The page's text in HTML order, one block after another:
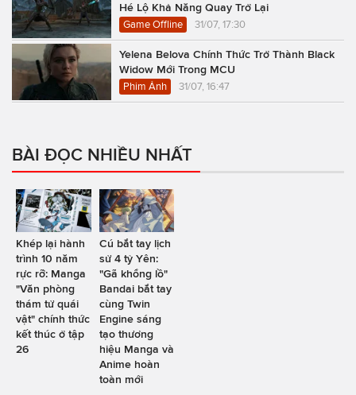
Hé Lộ Khả Năng Quay Trở Lại
Game Offline 31/07, 17:30
Yelena Belova Chính Thức Trở Thành Black
Widow Mới Trong MCU
Phim Ảnh 31/07, 16:47
BÀI ĐỌC NHIỀU NHẤT
Khép lại hành
trình 10 năm
rực rỡ: Manga
"Văn phòng
thám tử quái
vật" chính thức
kết thúc ở tập
26
Cú bắt tay lịch
sử 4 tỷ Yên:
"Gã khổng lồ"
Bandai bắt tay
cùng Twin
Engine sáng
tạo thương
hiệu Manga và
Anime hoàn
toàn mới